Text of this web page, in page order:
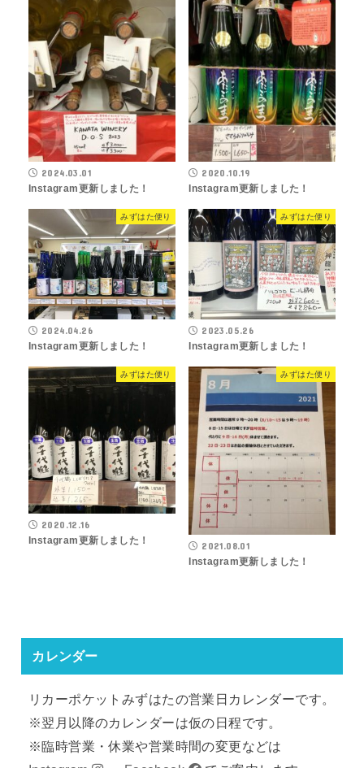
2024.03.01
Instagram更新しました！
2020.10.19
Instagram更新しました！
みずはた便り
2024.04.26
Instagram更新しました！
みずはた便り
2023.05.26
Instagram更新しました！
みずはた便り
2020.12.16
Instagram更新しました！
みずはた便り
2021.08.01
Instagram更新しました！
カレンダー
リカーポケットみずはたの営業日カレンダーです。
※翌月以降のカレンダーは仮の日程です。
※臨時営業・休業や営業時間の変更などは